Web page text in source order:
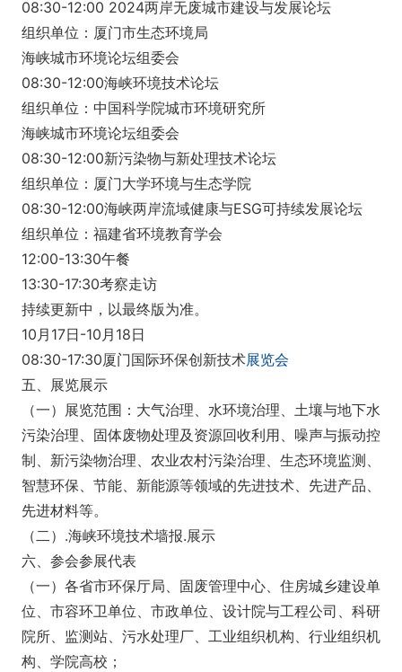
08:30-12:00 2024两岸无废城市建设与发展论坛
组织单位：厦门市生态环境局
海峡城市环境论坛组委会
08:30-12:00海峡环境技术论坛
组织单位：中国科学院城市环境研究所
海峡城市环境论坛组委会
08:30-12:00新污染物与新处理技术论坛
组织单位：厦门大学环境与生态学院
08:30-12:00海峡两岸流域健康与ESG可持续发展论坛
组织单位：福建省环境教育学会
12:00-13:30午餐
13:30-17:30考察走访
持续更新中，以最终版为准。
10月17日-10月18日
08:30-17:30厦门国际环保创新技术展览会
五、展览展示
（一）展览范围：大气治理、水环境治理、土壤与地下水
污染治理、固体废物处理及资源回收利用、噪声与振动控
制、新污染物治理、农业农村污染治理、生态环境监测、
智慧环保、节能、新能源等领域的先进技术、先进产品、
先进材料等。
（二）.海峡环境技术墙报.展示
六、参会参展代表
（一）各省市环保厅局、固废管理中心、住房城乡建设单
位、市容环卫单位、市政单位、设计院与工程公司、科研
院所、监测站、污水处理厂、工业组织机构、行业组织机
构、学院高校；